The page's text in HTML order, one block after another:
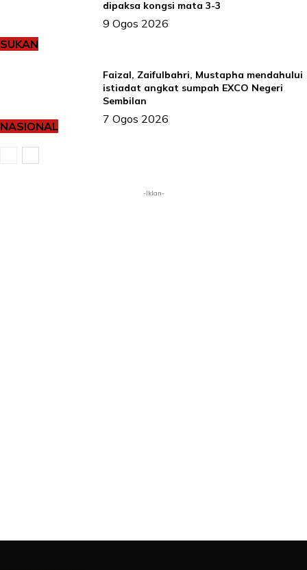
SUKAN
dipaksa kongsi mata 3-3
9 Ogos 2026
NASIONAL
Faizal, Zaifulbahri, Mustapha mendahului
istiadat angkat sumpah EXCO Negeri
Sembilan
7 Ogos 2026
-Iklan-